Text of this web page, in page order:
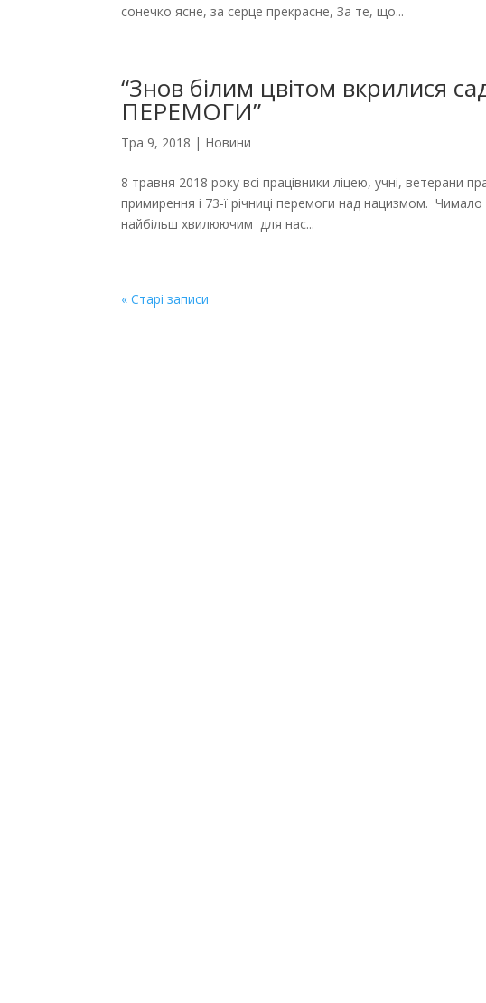
сонечко ясне, за серце прекрасне, За те, що...
“Знов білим цвітом вкрилися
ПЕРЕМОГИ”
Тра 9, 2018 | Новини
8 травня 2018 року всі працівники ліцею, учні, ветерани
примирення і 73-ї річниці перемоги над нацизмом.
найбільш хвилюючим для нас...
« Старі записи